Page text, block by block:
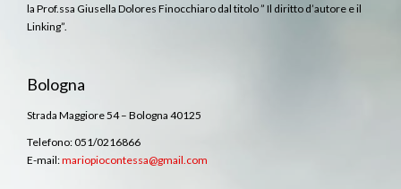
la Prof.ssa Giusella Dolores Finocchiaro dal titolo ” Il diritto d’autore e il
Linking”.
Bologna
Strada Maggiore 54 – Bologna 40125
Telefono: 051/0216866
E-mail:mariopiocontessa@gmail.com